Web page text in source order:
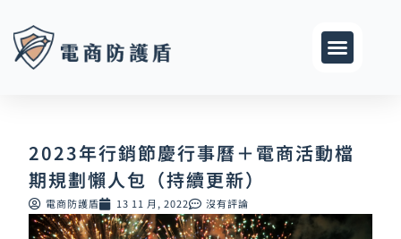
2023年行銷節慶行事曆＋電商活動檔
期規劃懶人包（持續更新）
電商防護盾 13 11 月, 2022 沒有評論